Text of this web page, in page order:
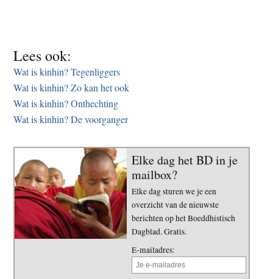
Lees ook:
Wat is kinhin? Tegenliggers
Wat is kinhin? Zo kan het ook
Wat is kinhin? Onthechting
Wat is kinhin? De voorganger
Elke dag het BD in je
mailbox?
Elke dag sturen we je een
overzicht van de nieuwste
berichten op het Boeddhistisch
Dagblad. Gratis.
E-mailadres: